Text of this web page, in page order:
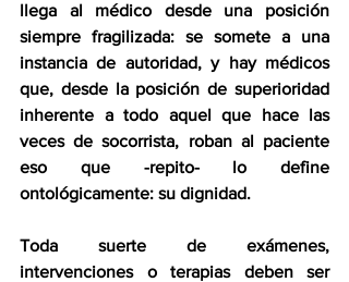
llega al médico desde una posición
siempre fragilizada: se somete a una
instancia de autoridad, y hay médicos
que, desde la posición de superioridad
inherente a todo aquel que hace las
veces de socorrista, roban al paciente
eso que -repito- lo define
ontológicamente: su dignidad.
Toda suerte de exámenes,
intervenciones o terapias deben ser